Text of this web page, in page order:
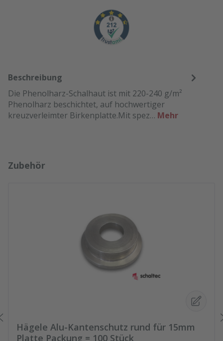
Beschreibung
Die Phenolharz-Schalhaut ist mit 220-240 g/m²
Phenolharz beschichtet, auf hochwertiger
kreuzverleimter Birkenplatte.Mit spez… Mehr
Produktgalerie überspringen
Zubehör
Hägele Alu-Kantenschutz rund für 15mm
Platte Packung = 100 Stück